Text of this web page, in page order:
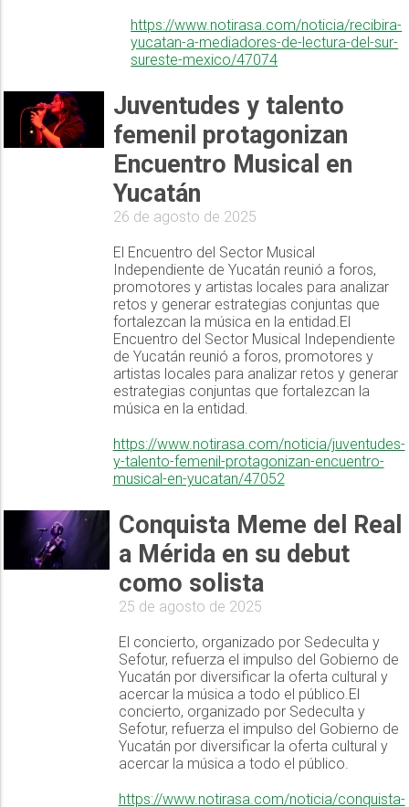
https://www.notirasa.com/noticia/recibira-
yucatan-a-mediadores-de-lectura-del-sur-
sureste-mexico/47074
Juventudes y talento
femenil protagonizan
Encuentro Musical en
Yucatán
26 de agosto de 2025
El Encuentro del Sector Musical
Independiente de Yucatán reunió a foros,
promotores y artistas locales para analizar
retos y generar estrategias conjuntas que
fortalezcan la música en la entidad.El
Encuentro del Sector Musical Independiente
de Yucatán reunió a foros, promotores y
artistas locales para analizar retos y generar
estrategias conjuntas que fortalezcan la
música en la entidad.
https://www.notirasa.com/noticia/juventudes-
y-talento-femenil-protagonizan-encuentro-
musical-en-yucatan/47052
Conquista Meme del Real
a Mérida en su debut
como solista
25 de agosto de 2025
El concierto, organizado por Sedeculta y
Sefotur, refuerza el impulso del Gobierno de
Yucatán por diversificar la oferta cultural y
acercar la música a todo el público.El
concierto, organizado por Sedeculta y
Sefotur, refuerza el impulso del Gobierno de
Yucatán por diversificar la oferta cultural y
acercar la música a todo el público.
https://www.notirasa.com/noticia/conquista-